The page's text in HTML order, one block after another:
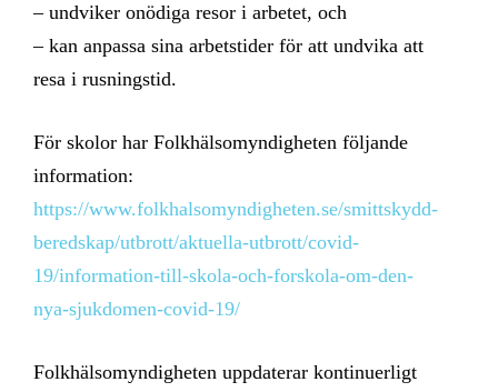
– undviker onödiga resor i arbetet, och
– kan anpassa sina arbetstider för att undvika att
resa i rusningstid.
För skolor har Folkhälsomyndigheten följande
information:
https://www.folkhalsomyndigheten.se/smittskydd-
beredskap/utbrott/aktuella-utbrott/covid-
19/information-till-skola-och-forskola-om-den-
nya-sjukdomen-covid-19/
Folkhälsomyndigheten uppdaterar kontinuerligt